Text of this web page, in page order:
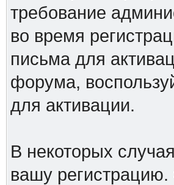
требование
во время
письма для
форума,
для активации.
В некоторых
вашу